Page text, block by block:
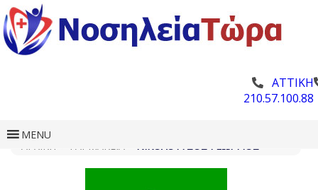
ΑΤΤΙΚΗ
210.57.100.88
MENU